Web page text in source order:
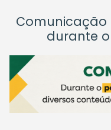
Comunicação
durante